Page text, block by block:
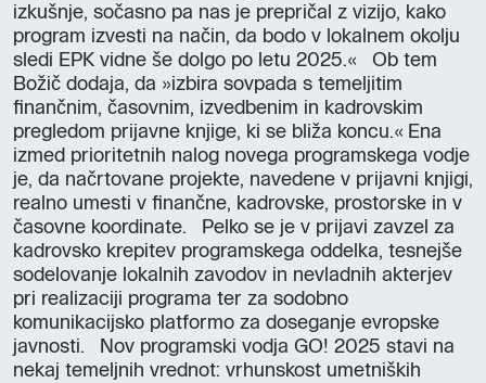
izkušnje, sočasno pa nas je prepričal z vizijo, kako
program izvesti na način, da bodo v lokalnem okolju
sledi EPK vidne še dolgo po letu 2025.« Ob tem
Božič dodaja, da »izbira sovpada s temeljitim
finančnim, časovnim, izvedbenim in kadrovskim
pregledom prijavne knjige, ki se bliža koncu.« Ena
izmed prioritetnih nalog novega programskega vodje
je, da načrtovane projekte, navedene v prijavni knjigi,
realno umesti v finančne, kadrovske, prostorske in v
časovne koordinate. Pelko se je v prijavi zavzel za
kadrovsko krepitev programskega oddelka, tesnejše
sodelovanje lokalnih zavodov in nevladnih akterjev
pri realizaciji programa ter za sodobno
komunikacijsko platformo za doseganje evropske
javnosti. Nov programski vodja GO! 2025 stavi na
nekaj temeljnih vrednot: vrhunskost umetniških